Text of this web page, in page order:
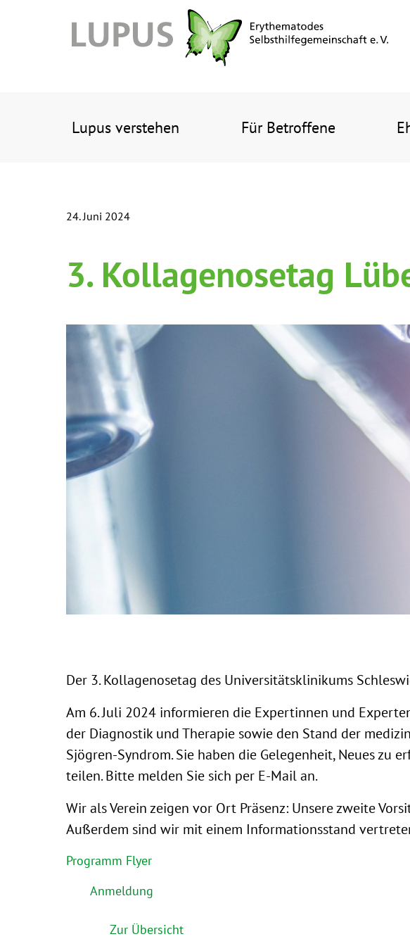
Lupus verstehen Für Betroffene
24. Juni 2024
3. Kollagenosetag
Der 3. Kollagenosetag des Universitätsklinikums
Am 6. Juli 2024 informieren die Expertinnen und
der Diagnostik und Therapie sowie den Stand der
Sjögren-Syndrom. Sie haben die Gelegenheit, Neues zu
teilen. Bitte melden Sie sich per E-Mail an.
Wir als Verein zeigen vor Ort Präsenz: Unsere zweite
Außerdem sind wir mit einem Informationsstand
Programm Flyer
Anmeldung
Zur Übersicht